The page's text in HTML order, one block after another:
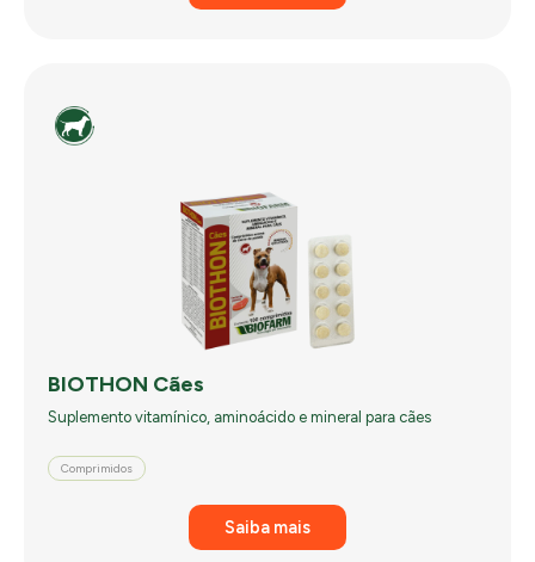
BIOTHON Cães
Suplemento vitamínico, aminoácido e mineral para cães
Comprimidos
Saiba mais